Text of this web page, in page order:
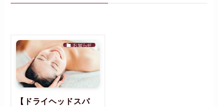
お知らせ
【ドライヘッドスパ